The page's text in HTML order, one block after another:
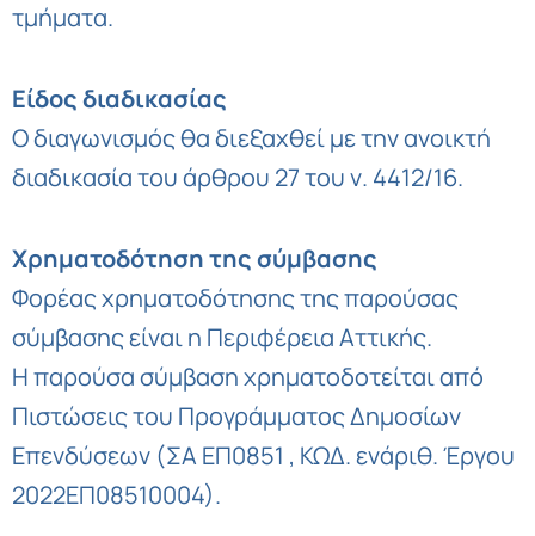
τμήματα.
Είδος διαδικασίας
Ο διαγωνισμός θα διεξαχθεί με την ανοικτή
διαδικασία του άρθρου 27 του ν. 4412/16.
Χρηματοδότηση της σύμβασης
Φορέας χρηματοδότησης της παρούσας
σύμβασης είναι η Περιφέρεια Αττικής.
Η παρούσα σύμβαση χρηματοδοτείται από
Πιστώσεις του Προγράμματος Δημοσίων
Επενδύσεων (ΣΑ ΕΠ0851 , ΚΩΔ. ενάριθ. Έργου
2022ΕΠ08510004).